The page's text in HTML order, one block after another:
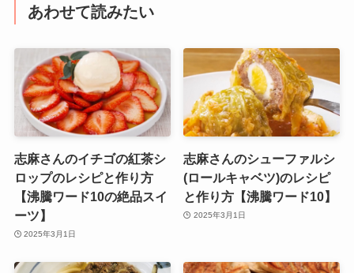
あわせて読みたい
志麻さんのイチゴの紅茶シ
ロップのレシピと作り方
【沸騰ワード10の絶品スイ
ーツ】
2025年3月1日
志麻さんのシューファルシ
(ロールキャベツ)のレシピ
と作り方【沸騰ワード10】
2025年3月1日